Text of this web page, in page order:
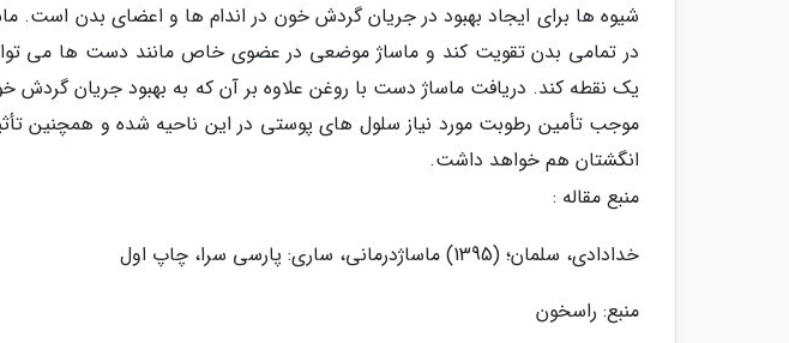
شیوه ها برای ایجاد بهبود در جریان گردش خون در اندام ها و اعضای بدن است.
در تمامی بدن تقویت کند و ماساژ موضعی در عضوی خاص مانند دست ها می
یک نقطه کند. دریافت ماساژ دست با روغن علاوه بر آن که به بهبود جریان
موجب تأمین رطوبت مورد نیاز سلول های پوستی در این ناحیه شده و همچنین
انگشتان هم خواهد داشت.
منبع مقاله :
خدادادی، سلمان؛ (1395) ماساژدرمانی، ساری: پارسی سرا، چاپ اول
منبع: راسخون